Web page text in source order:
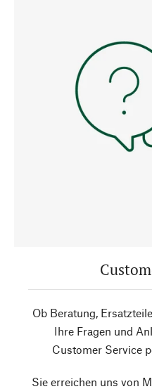
Ob Beratung,
Ihre Fragen und
Customer Service
Sie erreichen uns von